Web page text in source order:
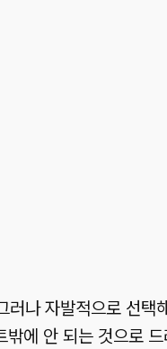
러나 자발적으로 선택
에 안 되는 것으로